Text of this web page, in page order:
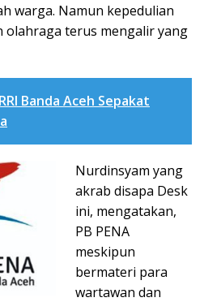
warga. Namun kepedulian
olahraga terus mengalir yang
Banda Aceh Sepakat
Nurdinsyam yang
akrab disapa Desk
ini, mengatakan,
PB PENA
meskipun
bermateri para
wartawan dan